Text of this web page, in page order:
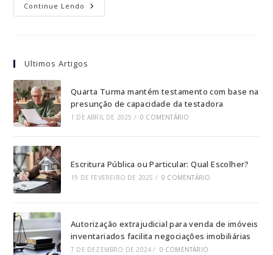
Continue Lendo
Ultimos Artigos
Quarta Turma mantém testamento com base na
presunção de capacidade da testadora
1 DE ABRIL DE 2025 / 0 COMENTÁRIO
Escritura Pública ou Particular: Qual Escolher?
19 DE FEVEREIRO DE 2025 / 0 COMENTÁRIO
Autorização extrajudicial para venda de imóveis
inventariados facilita negociações imobiliárias
7 DE DEZEMBRO DE 2024 / 0 COMENTÁRIO